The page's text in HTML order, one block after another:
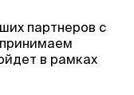
партнеров с
в рамках